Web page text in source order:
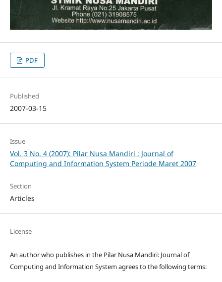
PDF
Published
2007-03-15
Issue
Vol. 3 No. 4 (2007): Pilar Nusa Mandiri : Journal of
Computing and Information System Periode Maret 2007
Section
Articles
License
An author who publishes in the Pilar Nusa Mandiri: Journal of
Computing and Information System agrees to the following terms: